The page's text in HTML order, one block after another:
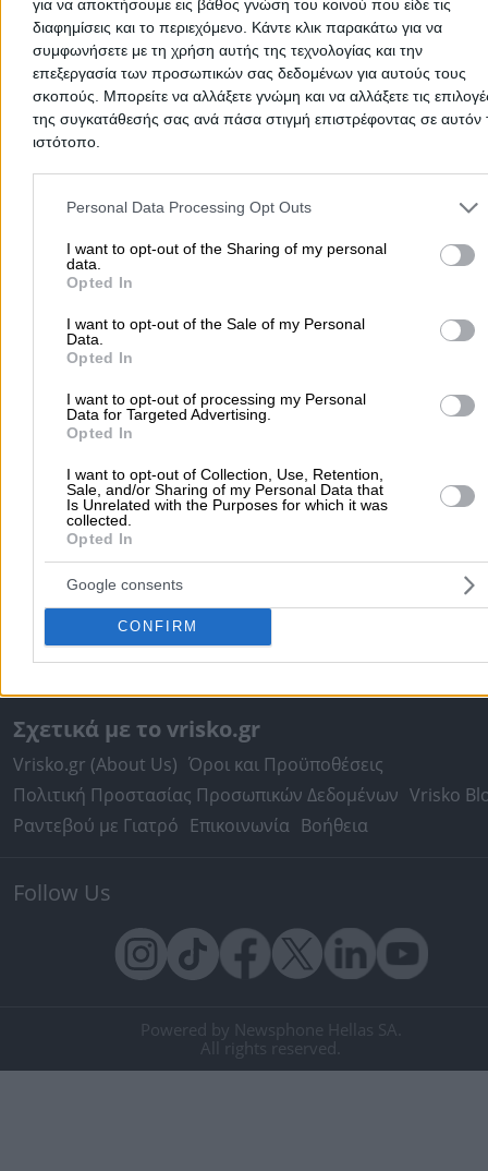
για να αποκτήσουμε εις βάθος γνώση του κοινού που είδε τις
διαφημίσεις και το περιεχόμενο. Κάντε κλικ παρακάτω για να
συμφωνήσετε με τη χρήση αυτής της τεχνολογίας και την
επεξεργασία των προσωπικών σας δεδομένων για αυτούς τους
σκοπούς. Μπορείτε να αλλάξετε γνώμη και να αλλάξετε τις
της συγκατάθεσής σας ανά πάσα στιγμή επιστρέφοντας σε αυτόν
ιστότοπο.
Please note that this website/app uses one or more Google
and may gather and store information including but not limited to
to Google and its third-party tags to use your data for below
purposes in below Google consent section.
Personal Data Processing Opt Outs
I want to opt-out of the Sharing of my personal
data.
Opted In
I want to opt-out of the Sale of my Personal
Data.
Opted In
I want to opt-out of processing my Personal
Data for Targeted Advertising.
Opted In
I want to opt-out of Collection, Use, Retention,
Sale, and/or Sharing of my Personal Data that
Is Unrelated with the Purposes for which it was
collected.
Opted In
Google consents
CONFIRM
Μετακομίσεις & Μεταφορές Κλειδιά & Κλειδαριές
Ψυχολόγοι
Παιδικοί Σταθμοί
Οδοντίατροι
Συνεργεία Αυτοκινήτων
Υδραυλικοί - Υδραυλικές Εγκαταστάσεις
Τοπική Αναζήτηση
Θεσσαλονίκη Πάτρα Λάρισα Ηράκλειο
Περιστέρι Καβάλα
περισσότερα >>
Χρήσιμα Σήμερα
Εφημερίες Φαρμακείων Εφημερίες Νοσοκομείων
Δρομολόγια Πλοίων Θέατρο Σινεμά Χάρτες
Υπηρεσίες Προβολής
Διαφημιστείτε στο Vrisko.gr
Υπηρεσίες Digital Marketing
Κατασκευή Website Κατασκευή eshop
Μηχανές Αναζήτησης Βελτιστοποίηση SEO
Σχετικά με το vrisko.gr
Vrisko.gr (About Us) Όροι και Προϋποθέσεις
Πολιτική Προστασίας Προσωπικών Δεδομένων Vrisko
Ραντεβού με Γιατρό Επικοινωνία Βοήθεια
Follow Us
Powered by Newsphone Hellas SA.
All rights reserved.